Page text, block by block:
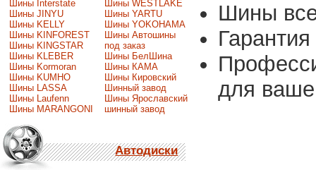
Шины Interstate
Шины JINYU
Шины KELLY
Шины KINFOREST
Шины KINGSTAR
Шины KLEBER
Шины Kormoran
Шины KUMHO
Шины LASSA
Шины Laufenn
Шины MARANGONI
Шины WESTLAKE
Шины YARTU
Шины YOKOHAMA
Шины Автошины
под заказ
Шины БелШина
Шины КАМА
Шины Кировский
Шинный завод
Шины Ярославский
шинный завод
Автодиски
Шины
для